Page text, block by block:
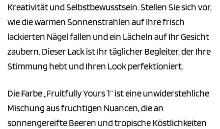
Kreativität und Selbstbewusstsein. Stellen Sie sich vor,
wie die warmen Sonnenstrahlen auf Ihre frisch
lackierten Nägel fallen und ein Lächeln auf Ihr Gesicht
zaubern. Dieser Lack ist Ihr täglicher Begleiter, der Ihre
Stimmung hebt und Ihren Look perfektioniert.
Die Farbe „Fruitfully Yours 1“ ist eine unwiderstehliche
Mischung aus fruchtigen Nuancen, die an
sonnengereifte Beeren und tropische Köstlichkeiten